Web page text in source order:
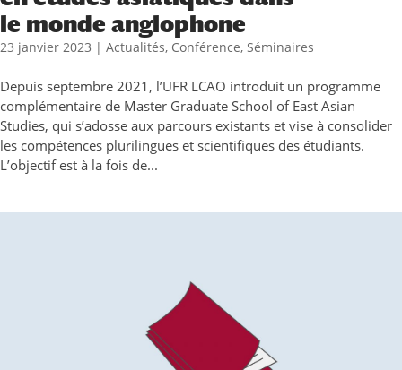
le monde anglophone
23 janvier 2023 | Actualités, Conférence, Séminaires
Depuis septembre 2021, l’UFR LCAO introduit un programme
complémentaire de Master Graduate School of East Asian
Studies, qui s’adosse aux parcours existants et vise à consolider
les compétences plurilingues et scientifiques des étudiants.
L’objectif est à la fois de...